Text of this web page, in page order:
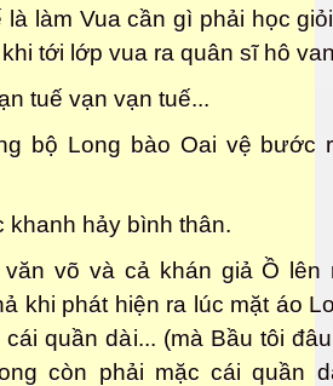
làm Vua cần gì phải học
tới lớp vua ra quân sĩ hô
tuế vạn vạn tuế...
bộ Long bào Oai vệ bước
khanh hảy bình thân.
võ và cả khán giả Ồ lên
khi phát hiện ra lúc mặt áo
quần dài... (mà Bầu tôi
còn phải mặc cái quần